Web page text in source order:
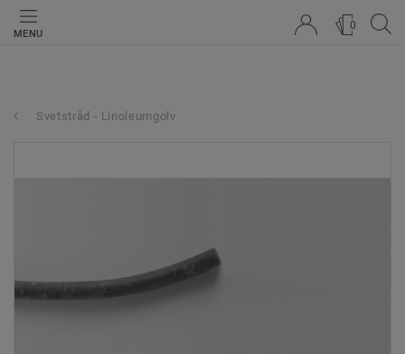
MENU
0
Svetstråd - Linoleumgolv